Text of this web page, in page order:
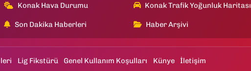
Konak Hava Durumu Konak Trafik Yoğunluk Haritası
Son Dakika Haberleri Haber Arşivi
Lig Fikstürü Genel Kullanım Koşulları Künye
İletişim